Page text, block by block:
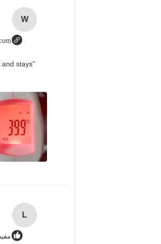
W
and stays
L
مفيد